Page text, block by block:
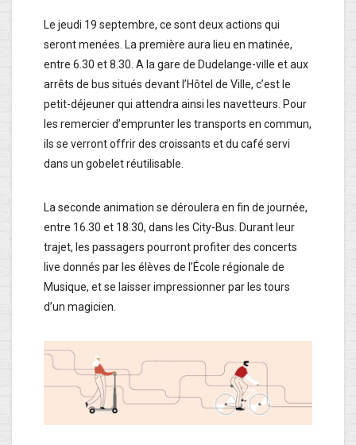
Le jeudi 19 septembre, ce sont deux actions qui
seront menées. La première aura lieu en matinée,
entre 6.30 et 8.30. A la gare de Dudelange-ville et aux
arrêts de bus situés devant l’Hôtel de Ville, c’est le
petit-déjeuner qui attendra ainsi les navetteurs. Pour
les remercier d’emprunter les transports en commun,
ils se verront offrir des croissants et du café servi
dans un gobelet réutilisable.
La seconde animation se déroulera en fin de journée,
entre 16.30 et 18.30, dans les City-Bus. Durant leur
trajet, les passagers pourront profiter des concerts
live donnés par les élèves de l’École régionale de
Musique, et se laisser impressionner par les tours
d’un magicien.